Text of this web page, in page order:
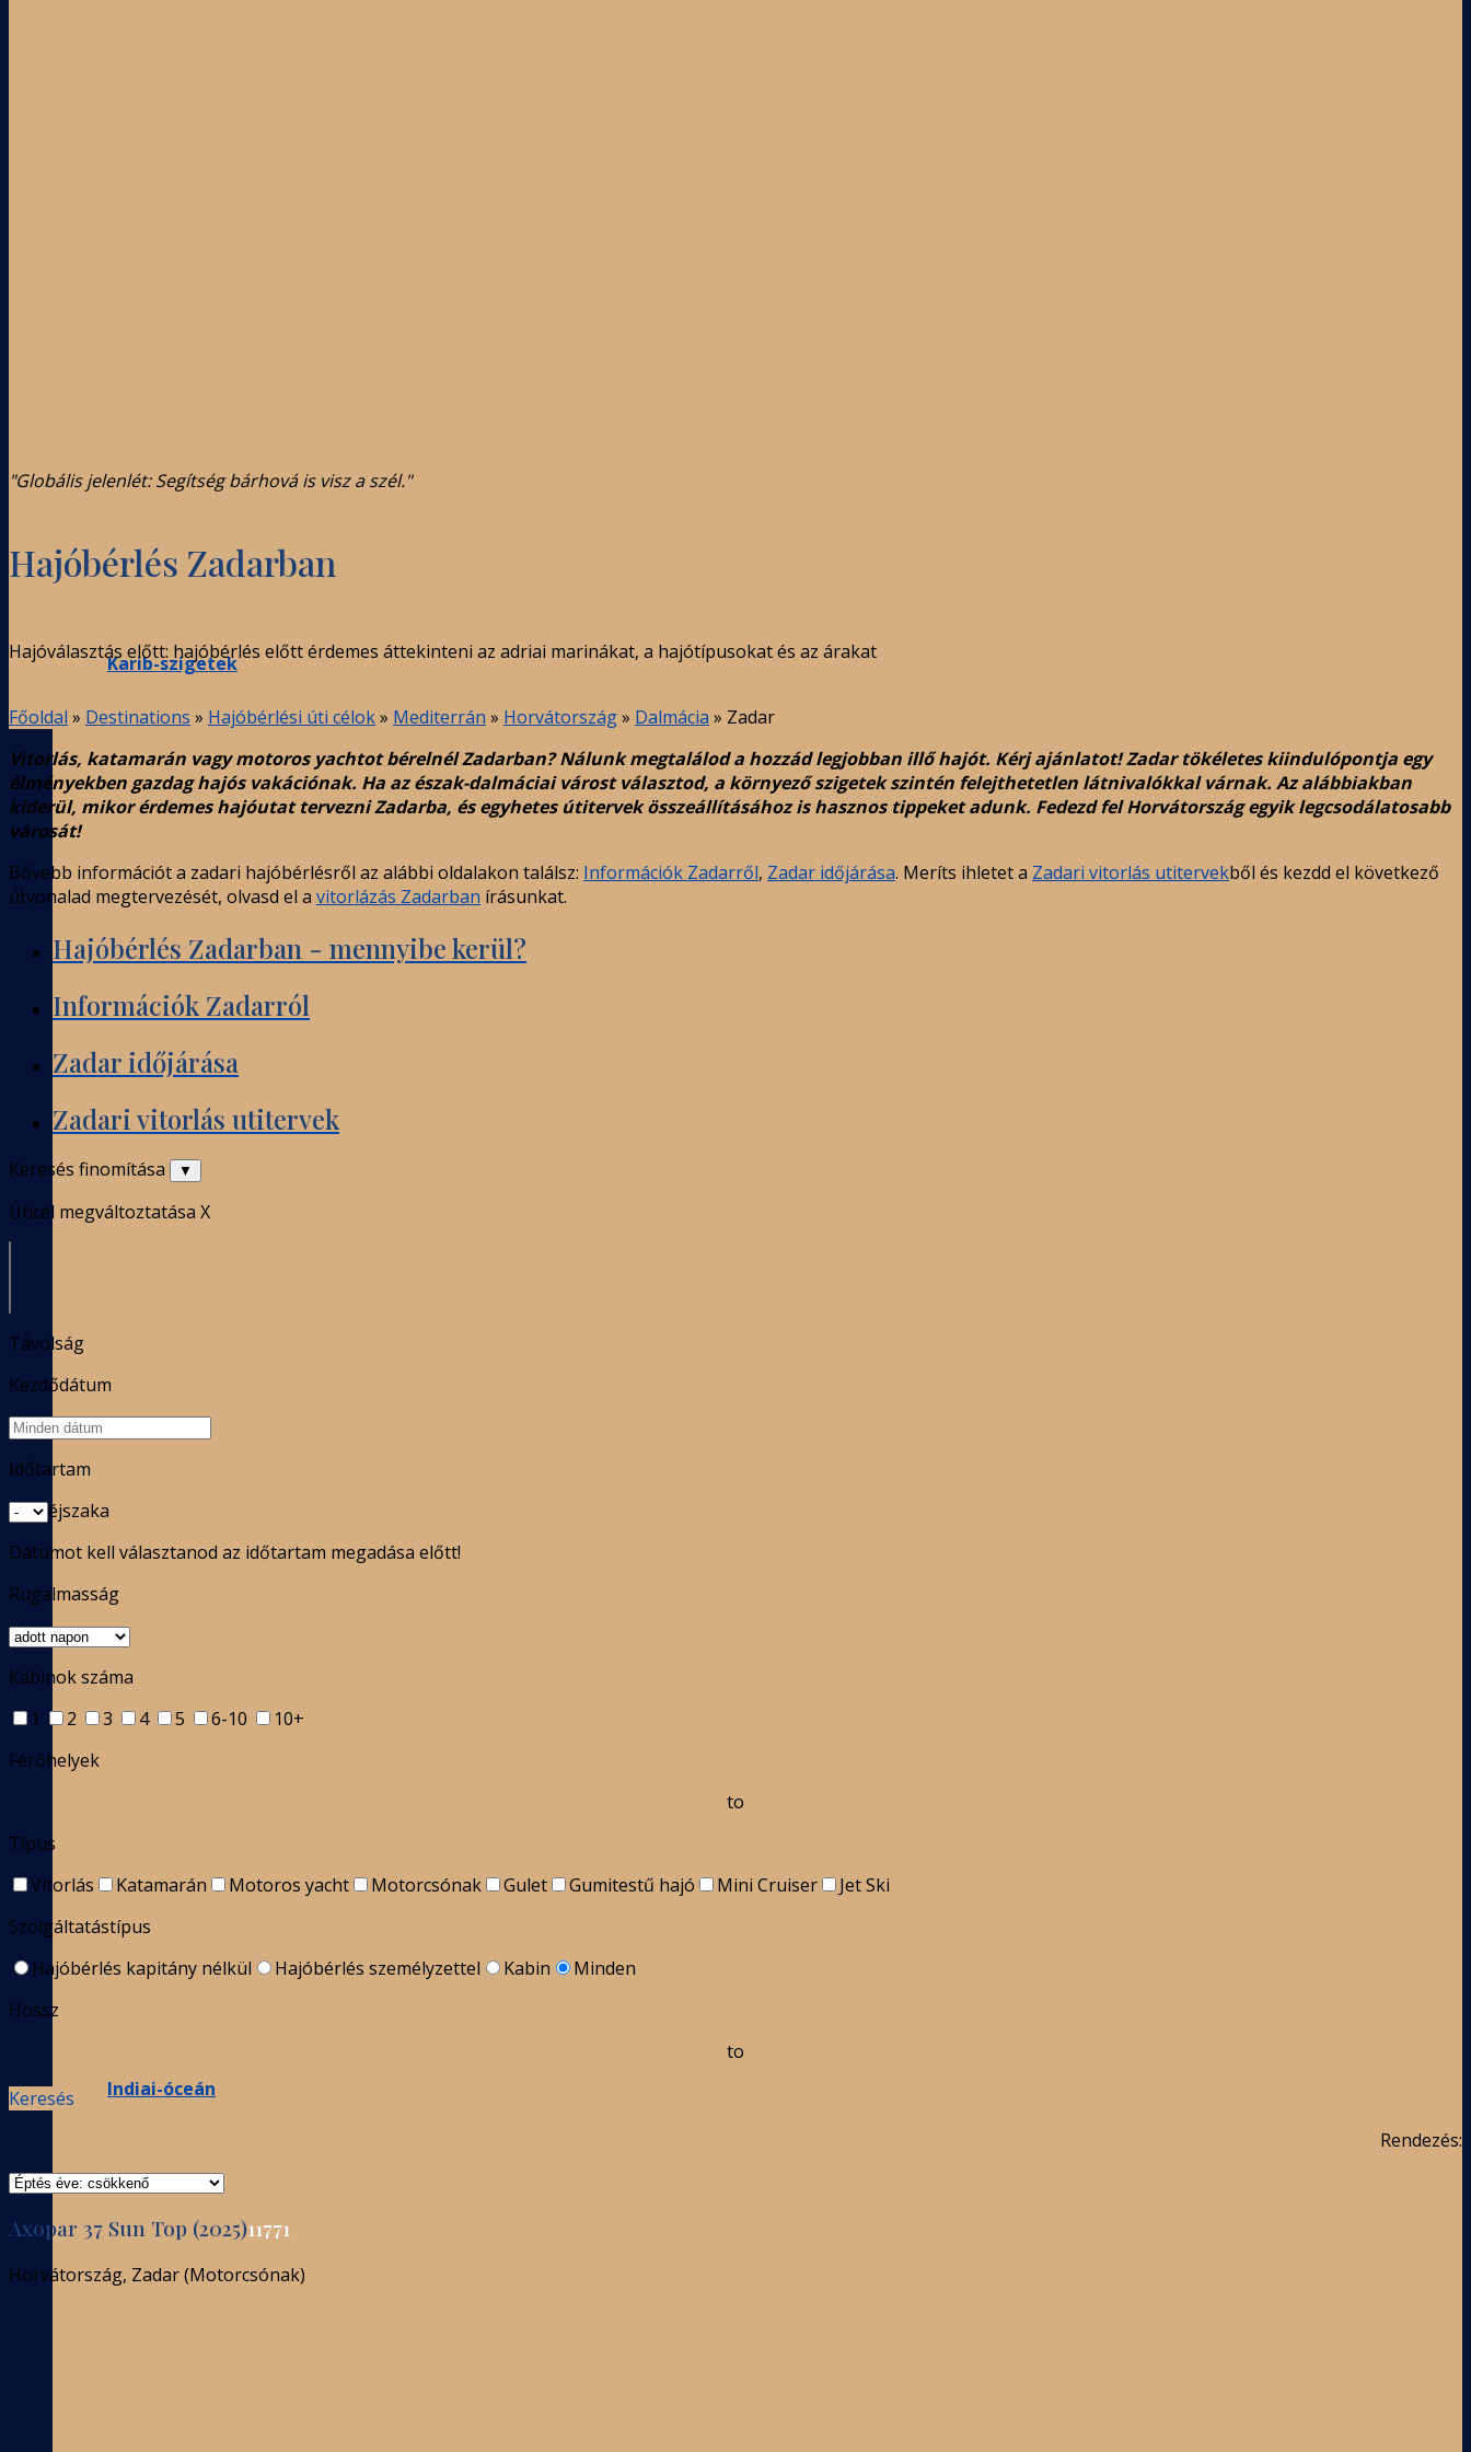
Karib-szigetek
Indiai-óceán
"Globális jelenlét: Segítség bárhová is visz a szél."
Hajóbérlés Zadarban
Hajóválasztás előtt: hajóbérlés előtt érdemes áttekinteni az adriai marinákat, a hajótípusokat és az árakat
Főoldal » Destinations » Hajóbérlési úti célok» Mediterrán » Horvátország» Dalmácia » Zadar
Vitorlás, katamarán vagy motoros yachtot bérelnél Zadarban? Nálunk megtalálod a hozzád legjobban illő hajót. Kérj ajánlatot! Zadar tökéletes kiindulópontja egy
élményekben gazdag hajós vakációnak. Ha az észak-dalmáciai várost választod, a környező szigetek szintén felejthetetlen látnivalókkal várnak. Az alábbiakban
kiderül, mikor érdemes hajóutat tervezni Zadarba, és egyhetes útitervek összeállításához is hasznos tippeket adunk. Fedezd fel Horvátország egyik legcsodálatosabb
városát!
Bővebb információt a zadari hajóbérlésről az alábbi oldalakon találsz: Információk Zadarről, Zadar időjárása. Meríts ihletet a Zadari vitorlás utitervekből és kezdd el következő
útvonalad megtervezését, olvasd el a vitorlázás Zadarban írásunkat.
Hajóbérlés Zadarban - mennyibe kerül?
Információk Zadarról
Zadar időjárása
Zadari vitorlás utitervek
Keresés finomítása ▼
Úticél megváltoztatása X
Távolság
Kezdődátum
Időtartam
éjszaka
Dátumot kell választanod az időtartam megadása előtt!
Rugalmasság
Kabinok száma
1
2 3 4 5 6-10
10+
Férőhelyek
to
Típus
Vitorlás
Katamarán Motoros yacht Motorcsónak Gulet Gumitestű hajó Mini Cruiser
Jet Ski
Szolgáltatástípus
Hajóbérlés kapitány nélkül
Hajóbérlés személyzettel Kabin
Minden
Hossz
to
Keresés
Rendezés:
Axopar 37 Sun Top (2025)11771
Horvátország, Zadar (Motorcsónak)